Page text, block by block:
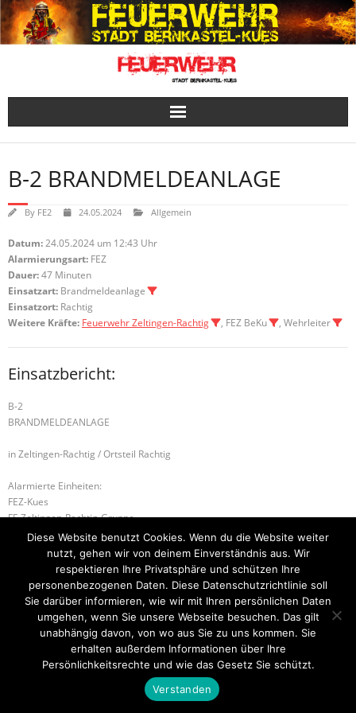
Skip
to
content
B-2 BRANDMELDEANLAGE
By FE2 24.05.2024 Allgemein
Datum:24.05.2024 um 12:43 Uhr
Alarmierungsart: FEZ
Dauer:47 Minuten
Einsatzart: Brandmeldeanlage
Einsatzort: Rachtig
Weitere Kräfte: Feuerwehr Zeltingen-Rachtig , FEZ BeKu , Wehrleiter
Einsatzbericht:
B-2
BRANDMELDEANLAGE
in Zeltingen-Rachtig / Ortsteil Rachtig
Alarmierte Einheiten:
FEZ-Kues
FF-Zeltingen-Rachtig-Gruppe
BeKu WL
B-2 BRANDMELDEANLAGE S-1 SONDERLAGE
Startseite Einsätze Mitglied werden Über uns
Bilder
Kontakt
Theme byThink Up Themes Ltd. Powered byWordPress.
Diese Website benutzt Cookies. Wenn du die Website weiter
nutzt, gehen wir von deinem Einverständnis aus. Wir
respektieren Ihre Privatsphäre und schützen Ihre
personenbezogenen Daten. Diese Datenschutzrichtlinie soll
Sie darüber informieren, wie wir mit Ihren persönlichen Daten
umgehen, wenn Sie unsere Webseite besuchen. Das gilt
unabhängig davon, von wo aus Sie zu uns kommen. Sie
erhalten außerdem Informationen über Ihre
Persönlichkeitsrechte und wie das Gesetz Sie schützt.
Verstanden